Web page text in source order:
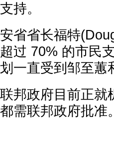
支持。
安省省长福特
超过 70% 的市民
划一直受到邹至蕙
联邦政府目前正就
都需联邦政府批准。